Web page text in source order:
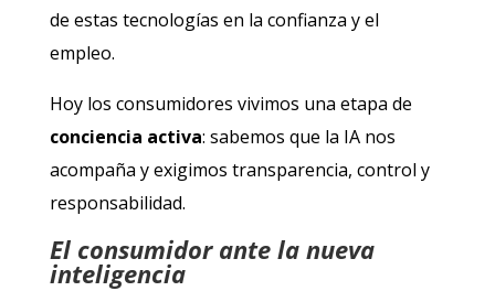
de estas tecnologías en la confianza y el
empleo.
Hoy los consumidores vivimos una etapa de
conciencia activa: sabemos que la IA nos
acompaña y exigimos transparencia, control y
responsabilidad.
El consumidor ante la nueva
inteligencia